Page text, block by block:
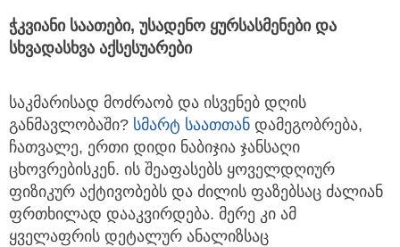
ჭკვიანი საათები, უსადენო ყურსასმენები და
სხვადასხვა აქსესუარები
საკმარისად მოძრაობ და ისვენებ დღის
განმავლობაში? სმარტ საათთან დამეგობრება,
ჩათვალე, ერთი დიდი ნაბიჯია ჯანსაღი
ცხოვრებისკენ. ის შეაფასებს ყოველდღიურ
ფიზიკურ აქტივობებს და ძილის ფაზებსაც ძალიან
ფრთხილად დააკვირდება. მერე კი ამ
ყველაფრის დეტალურ ანალიზსაც